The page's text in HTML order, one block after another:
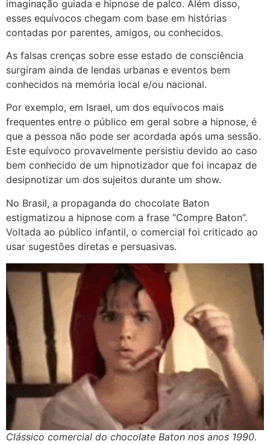
imaginação guiada e hipnose de palco. Além disso,
esses equívocos chegam com base em histórias
contadas por parentes, amigos, ou conhecidos.
As falsas crenças sobre esse estado de consciência
surgiram ainda de lendas urbanas e eventos bem
conhecidos na memória local e/ou nacional.
Por exemplo, em Israel, um dos equívocos mais
frequentes entre o público em geral sobre a hipnose, é
que a pessoa não pode ser acordada após uma sessão.
Este equívoco provavelmente persistiu devido ao caso
bem conhecido de um hipnotizador que foi incapaz de
desipnotizar um dos sujeitos durante um show.
No Brasil, a propaganda do chocolate Baton
estigmatizou a hipnose com a frase “Compre Baton”.
Voltada ao público infantil, o comercial foi criticado ao
usar sugestões diretas e persuasivas.
Clássico comercial do chocolate Baton nos anos 1990.